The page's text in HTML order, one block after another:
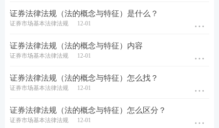
证券法律法规（法的概念与特征）是什么？
证券市场基本法律法规 12-01
证券法律法规（法的概念与特征）内容
证券市场基本法律法规 12-01
证券法律法规（法的概念与特征）怎么找？
证券市场基本法律法规 12-01
证券法律法规（法的概念与特征）怎么区分？
证券市场基本法律法规 12-01